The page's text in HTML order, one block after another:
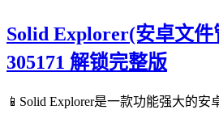
Solid Explorer(安卓文件
305171 解锁完整版
📱Solid Explorer是一款功能强大的安